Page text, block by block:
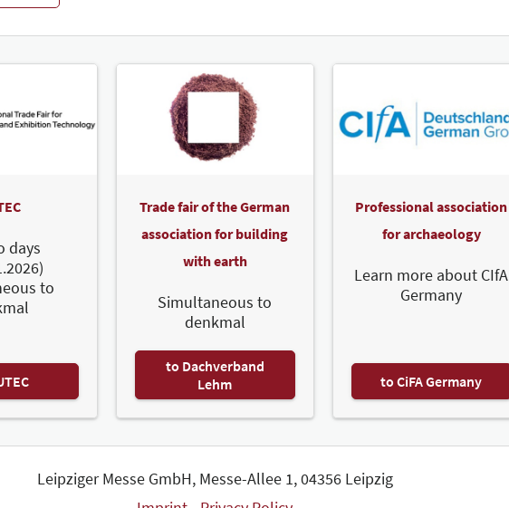
days
to
Trade fair of the German
association for building
with earth
Simultaneous to
denkmal
to Dachverband
Lehm
Professional association
for archaeology
Learn more about CIfA
Germany
to CiFA Germany
Leipziger Messe GmbH, Messe-Allee 1, 04356 Leipzig